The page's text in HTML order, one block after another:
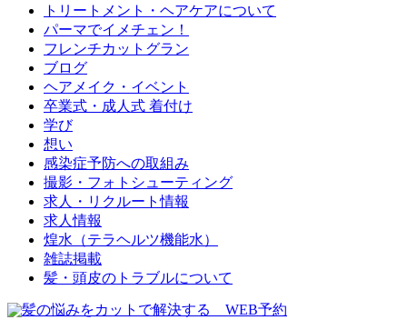
トリートメント・ヘアケアについて
パーマでイメチェン！
フレンチカットグラン
ブログ
ヘアメイク・イベント
卒業式・成人式 着付け
学び
想い
感染症予防への取組み
撮影・フォトシューティング
求人・リクルート情報
求人情報
煌水（テラヘルツ機能水）
雑誌掲載
髪・頭皮のトラブルについて